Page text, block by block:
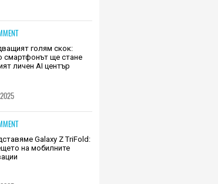
голям скок:
смартфонът ще стане
личен AI център
Galaxy Z TriFold:
на мобилните